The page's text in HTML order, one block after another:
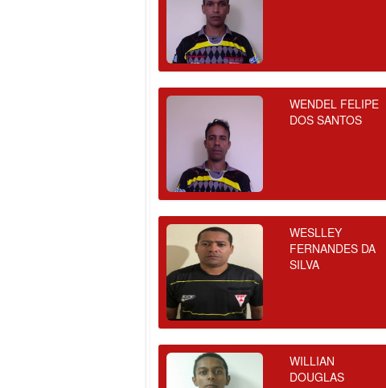
WENDEL FELIPE
DOS SANTOS
WESLLEY
FERNANDES DA
SILVA
WILLIAN
DOUGLAS